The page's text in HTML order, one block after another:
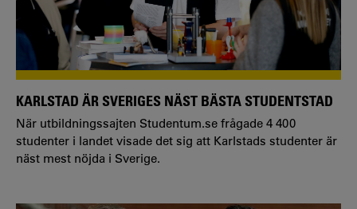
KARLSTAD ÄR SVERIGES NÄST BÄSTA STUDENTSTAD
När utbildningssajten Studentum.se frågade 4 400
studenter i landet visade det sig att Karlstads studenter är
näst mest nöjda i Sverige.